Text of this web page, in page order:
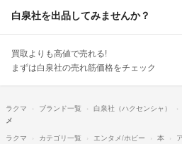
白泉社を出品してみませんか？
買取よりも高値で売れる!
まずは白泉社の売れ筋価格をチェック
ラクマ ブランド一覧 白泉社（ハクセンシャ）
メ
ラクマ
カテゴリ一覧 エンタメ/ホビー 本